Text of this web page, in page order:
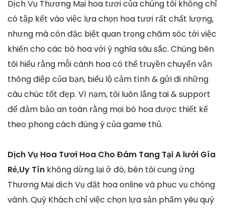
Dịch Vụ Thương Mại hoa tươi của chúng tôi không chỉ
có tập kết vào việc lựa chọn hoa tươi rất chất lượng,
nhưng mà còn đặc biệt quan trọng chăm sóc tới việc
khiến cho các bó hoa với ý nghĩa sâu sắc. Chúng bên
tôi hiểu rằng mỗi cành hoa có thể truyền chuyển vận
thông điệp của bạn, biểu lộ cảm tình & gửi đi những
câu chúc tốt đẹp. Vì nạm, tôi luôn lắng tai & support
để đảm bảo an toàn rằng mọi bó hoa được thiết kế
theo phong cách đúng ý của game thủ.
Dịch Vụ Hoa Tươi Hoa Cho Đám Tang Tại A lưới Gía
Rẻ,Uy Tín không dừng lại ở đó, bên tôi cung ứng
Thương Mại dịch Vụ đặt hoa online và phục vụ chóng
vánh. Quý Khách chỉ việc chọn lựa sản phẩm yêu quý